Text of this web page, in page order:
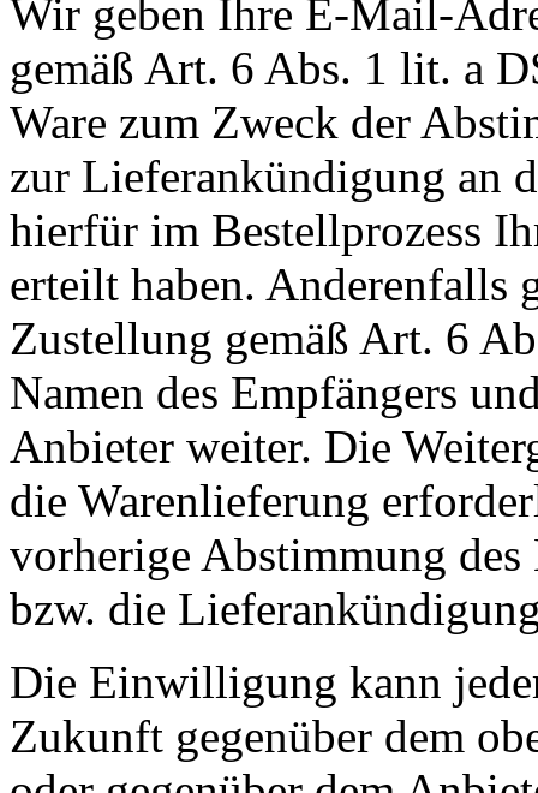
Wir geben Ihre E-Mail-
gemäß Art. 6 Abs. 1 lit. a
Ware zum Zweck der
zur Lieferankündigung an
hierfür im Bestellprozess
erteilt haben. Anderenfalls
Zustellung gemäß Art. 6
Namen des Empfängers
Anbieter weiter. Die
die Warenlieferung
vorherige Abstimmung
bzw. die
Die Einwilligung kann
Zukunft gegenüber dem